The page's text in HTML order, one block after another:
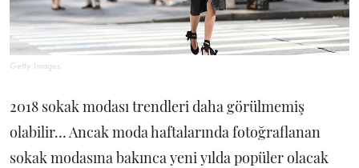
Getty Images
2018 sokak modası trendleri daha görülmemiş
olabilir… Ancak moda haftalarında fotoğraflanan
sokak modasına bakınca yeni yılda popüler olacak